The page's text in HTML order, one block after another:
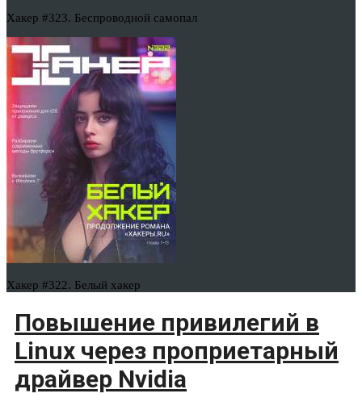
Хакер #323. Беспроводной самопал
Хакер #322. Белый хакер
Повышение привилегий в
Linux через проприетарный
драйвер Nvidia